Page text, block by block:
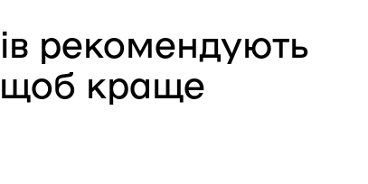
рекомендують
щоб краще